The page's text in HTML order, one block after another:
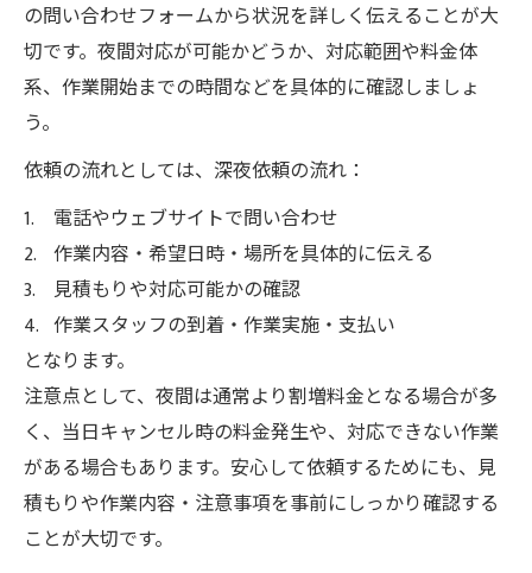
の問い合わせフォームから状況を詳しく伝えることが大
切です。夜間対応が可能かどうか、対応範囲や料金体
系、作業開始までの時間などを具体的に確認しましょ
う。
依頼の流れとしては、 深夜依頼の流れ ：
電話やウェブサイトで問い合わせ
作業内容・希望日時・場所を具体的に伝える
見積もりや対応可能かの確認
作業スタッフの到着・作業実施・支払い
となります。
注意点として、夜間は通常より割増料金となる場合が多
く、当日キャンセル時の料金発生や、対応できない作業
がある場合もあります。安心して依頼するためにも、見
積もりや作業内容・注意事項を事前にしっかり確認する
ことが大切です。